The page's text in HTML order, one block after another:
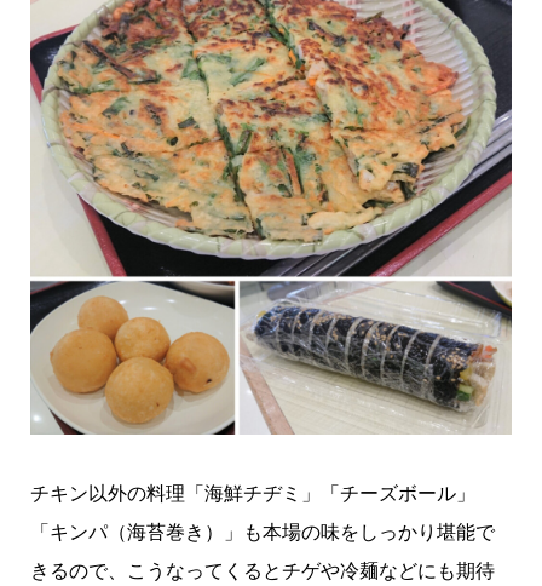
チキン以外の料理「海鮮チヂミ」「チーズボール」
「キンパ（海苔巻き）」も本場の味をしっかり堪能で
きるので、こうなってくるとチゲや冷麺などにも期待